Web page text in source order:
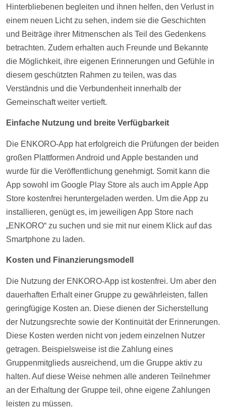
Hinterbliebenen begleiten und ihnen helfen, den Verlust in
einem neuen Licht zu sehen, indem sie die Geschichten
und Beiträge ihrer Mitmenschen als Teil des Gedenkens
betrachten. Zudem erhalten auch Freunde und Bekannte
die Möglichkeit, ihre eigenen Erinnerungen und Gefühle in
diesem geschützten Rahmen zu teilen, was das
Verständnis und die Verbundenheit innerhalb der
Gemeinschaft weiter vertieft.
Einfache Nutzung und breite Verfügbarkeit
Die ENKORO-App hat erfolgreich die Prüfungen der beiden
großen Plattformen Android und Apple bestanden und
wurde für die Veröffentlichung genehmigt. Somit kann die
App sowohl im Google Play Store als auch im Apple App
Store kostenfrei heruntergeladen werden. Um die App zu
installieren, genügt es, im jeweiligen App Store nach
„ENKORO“ zu suchen und sie mit nur einem Klick auf das
Smartphone zu laden.
Kosten und Finanzierungsmodell
Die Nutzung der ENKORO-App ist kostenfrei. Um aber den
dauerhaften Erhalt einer Gruppe zu gewährleisten, fallen
geringfügige Kosten an. Diese dienen der Sicherstellung
der Nutzungsrechte sowie der Kontinuität der Erinnerungen.
Diese Kosten werden nicht von jedem einzelnen Nutzer
getragen. Beispielsweise ist die Zahlung eines
Gruppenmitglieds ausreichend, um die Gruppe aktiv zu
halten. Auf diese Weise nehmen alle anderen Teilnehmer
an der Erhaltung der Gruppe teil, ohne eigene Zahlungen
leisten zu müssen.